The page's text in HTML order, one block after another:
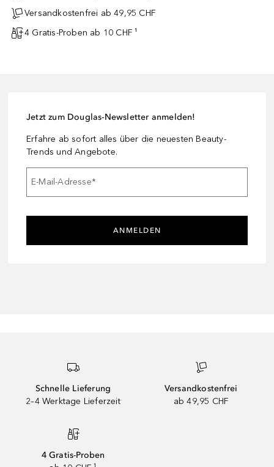
Versandkostenfrei ab 49,95 CHF
4 Gratis-Proben ab 10 CHF ¹
Jetzt zum Douglas-Newsletter anmelden!
Erfahre ab sofort alles über die neuesten Beauty-
Trends und Angebote.
E-Mail-Adresse*
ANMELDEN
Schnelle Lieferung
2–4 Werktage Lieferzeit
Versandkostenfrei
ab 49,95 CHF
4 Gratis-Proben